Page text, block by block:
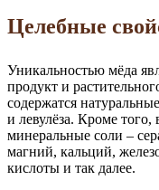
Целебные
Уникальностью мёда
продукт и
содержатся
и левулёза. Кроме того,
минеральные соли –
магний, кальций,
кислоты и так далее.